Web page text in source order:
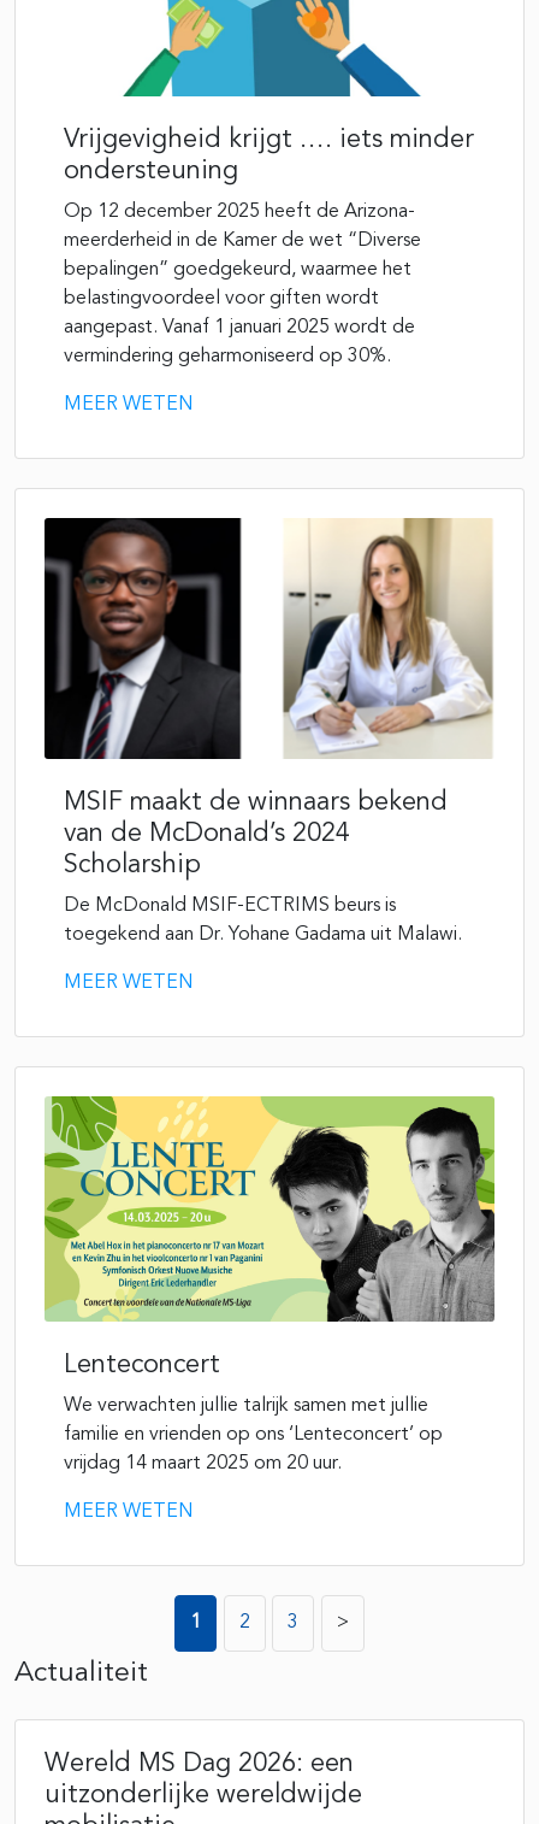
Vrijgevigheid krijgt …. iets minder
ondersteuning
Op 12 december 2025 heeft de Arizona-
meerderheid in de Kamer de wet “Diverse
bepalingen” goedgekeurd, waarmee het
belastingvoordeel voor giften wordt
aangepast. Vanaf 1 januari 2025 wordt de
vermindering geharmoniseerd op 30%.
MEER WETEN
MSIF maakt de winnaars bekend
van de McDonald’s 2024
Scholarship
De McDonald MSIF-ECTRIMS beurs is
toegekend aan Dr. Yohane Gadama uit Malawi.
MEER WETEN
Lenteconcert
We verwachten jullie talrijk samen met jullie
familie en vrienden op ons ‘Lenteconcert’ op
vrijdag 14 maart 2025 om 20 uur.
MEER WETEN
Berichten
paginering
1 2 3 >
Actualiteit
Wereld MS Dag 2026: een
uitzonderlijke wereldwijde